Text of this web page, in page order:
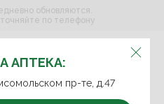
ВЫБЕРИТЕ АПТЕКУ:
АПТЕКА:
пр-те, д.47
обновляются.
по телефону